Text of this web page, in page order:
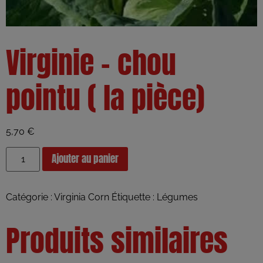
Virginie – chou
pointu ( la pièce)
5,70 €
Ajouter au panier
Catégorie : Virginia Corn Étiquette : Légumes
Produits similaires